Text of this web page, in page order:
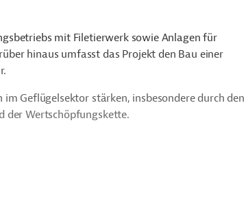
mit Filetierwerk sowie Anlagen für
hinaus umfasst das Projekt den Bau einer
Geflügelsektor stärken, insbesondere durch den
der Wertschöpfungskette.